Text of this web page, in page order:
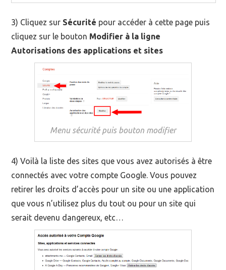
3) Cliquez sur Sécurité pour accéder à cette page puis
cliquez sur le bouton Modifier à la ligne
Autorisations des applications et sites
Menu sécurité puis bouton modifier
4) Voilà la liste des sites que vous avez autorisés à être
connectés avec votre compte Google. Vous pouvez
retirer les droits d’accès pour un site ou une application
que vous n’utilisez plus du tout ou pour un site qui
serait devenu dangereux, etc…